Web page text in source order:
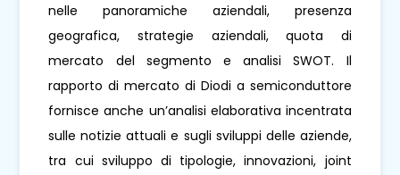
nelle panoramiche aziendali, presenza
geografica, strategie aziendali, quota di
mercato del segmento e analisi SWOT. Il
rapporto di mercato di Diodi a semiconduttore
fornisce anche un’analisi elaborativa incentrata
sulle notizie attuali e sugli sviluppi delle aziende,
tra cui sviluppo di tipologie, innovazioni, joint